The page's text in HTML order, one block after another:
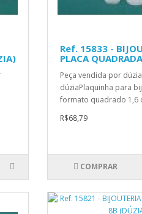
Ref. 15833 -
PLACA
Peça vendida por
dúziaPlaquinha para
formato quadrado 1,6
R$68,79
COMPRAR